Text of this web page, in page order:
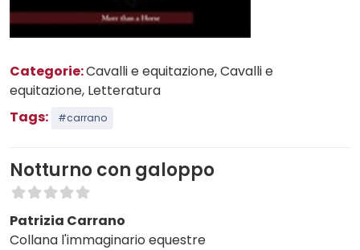
Categorie:Cavalli e equitazione, Cavalli e
equitazione, Letteratura
Tags:
#carrano
Notturno con galoppo
Patrizia Carrano
Collana l'immaginario equestre